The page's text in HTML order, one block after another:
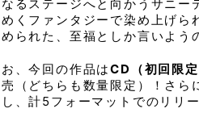
るステージへと向かうサニ
くファンタジーで染め上げ
られた、至福としか言いよう
、今回の作品はCD（初回限
（どちらも数量限定）！さら
、計5フォーマットでのリリー